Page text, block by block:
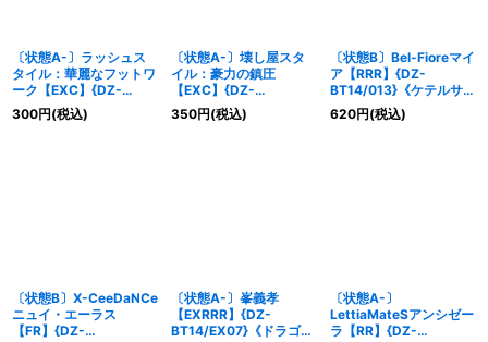
〔状態A-〕ラッシュス
タイル：華麗なフットワ
ーク【EXC】{DZ-
BT14/EX40}《ドラゴン
エンパイア》
300円(税込)
〔状態A-〕壊し屋スタ
イル：豪力の鎮圧
【EXC】{DZ-
BT14/EX39}《ドラゴン
エンパイア》
350円(税込)
〔状態B〕Bel-Fioreマイ
ア【RRR】{DZ-
BT14/013}《ケテルサン
クチュアリ》
620円(税込)
〔状態B〕X-CeeDaNCe
ニュイ・エーラス
【FR】{DZ-
〔状態A-〕峯義孝
【EXRRR】{DZ-
BT14/EX07}《ドラゴン
〔状態A-〕
LettiaMateSアンシゼー
ラ【RR】{DZ-